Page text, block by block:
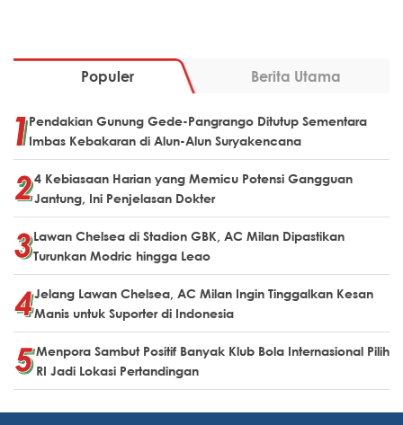
Populer Berita Utama
Pendakian Gunung Gede-Pangrango Ditutup Sementara
Imbas Kebakaran di Alun-Alun Suryakencana
4 Kebiasaan Harian yang Memicu Potensi Gangguan
Jantung, Ini Penjelasan Dokter
Lawan Chelsea di Stadion GBK, AC Milan Dipastikan
Turunkan Modric hingga Leao
Jelang Lawan Chelsea, AC Milan Ingin Tinggalkan Kesan
Manis untuk Suporter di Indonesia
Menpora Sambut Positif Banyak Klub Bola Internasional Pilih
RI Jadi Lokasi Pertandingan